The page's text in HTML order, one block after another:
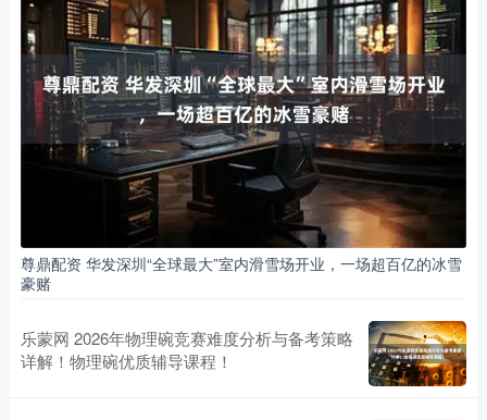
尊鼎配资 华发深圳“全球最大”室内滑雪场开业，一场超百亿的冰雪
豪赌
乐蒙网 2026年物理碗竞赛难度分析与备考策略
详解！物理碗优质辅导课程！